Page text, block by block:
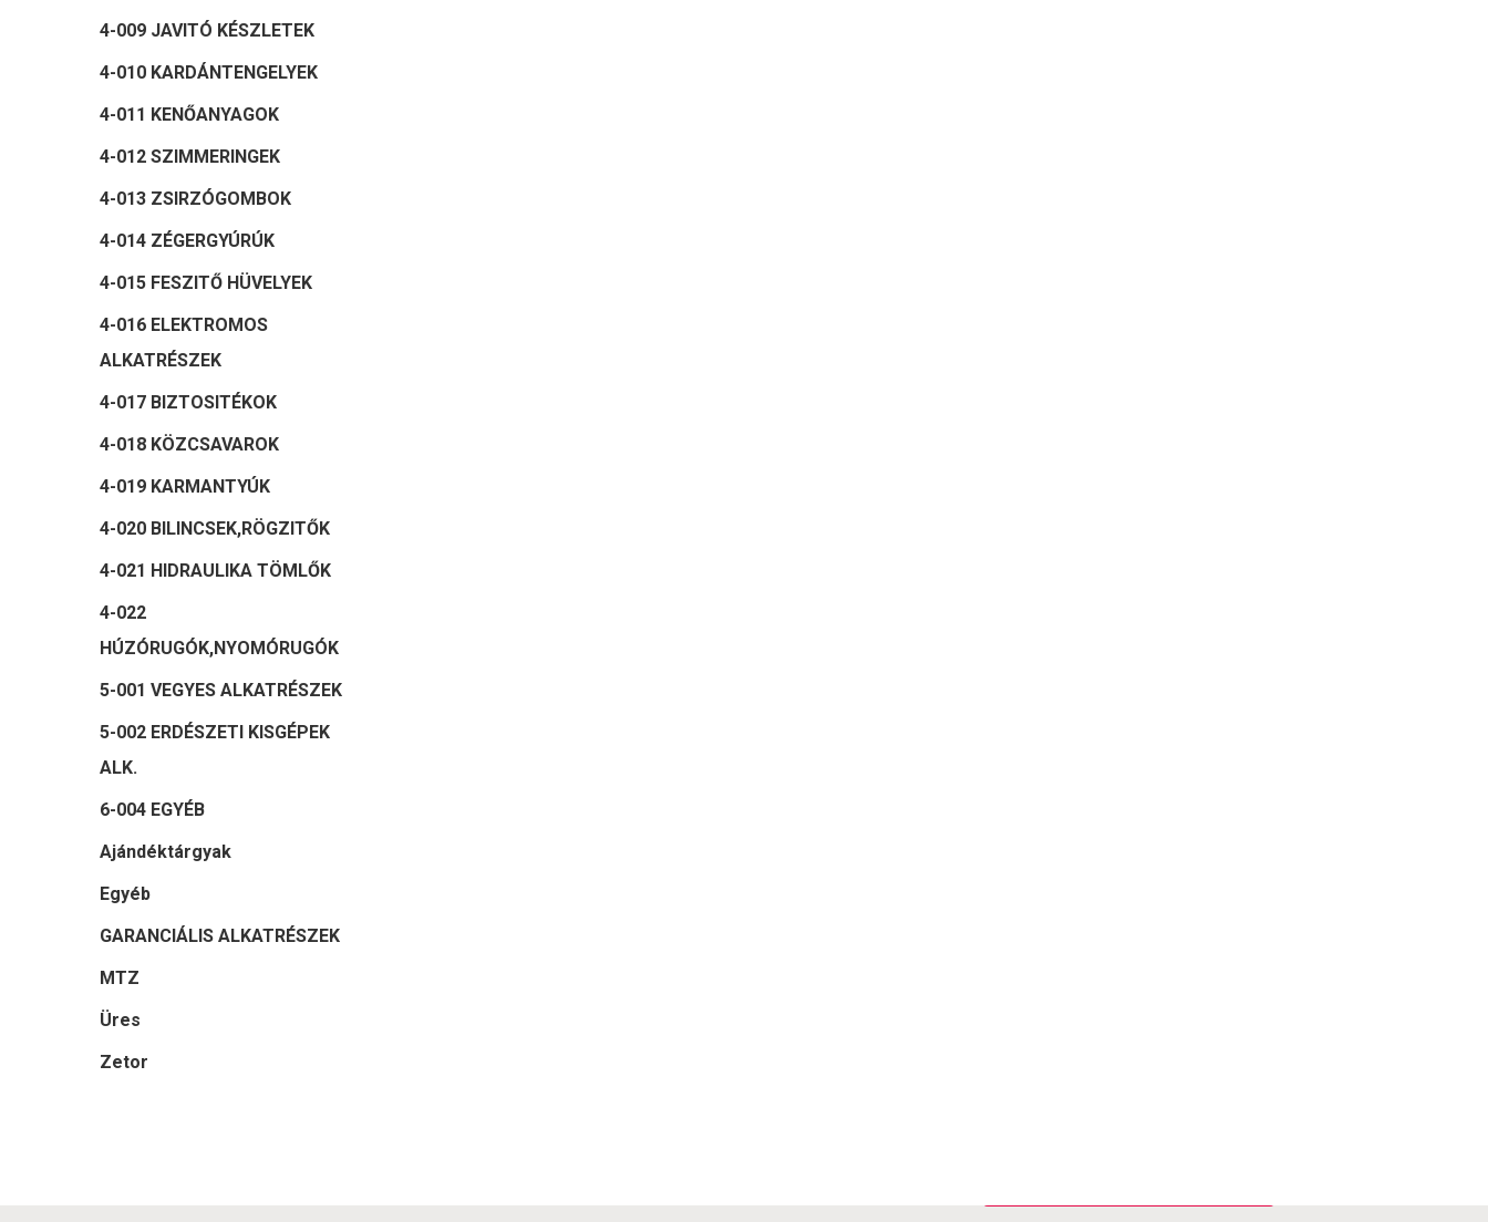
4-009 JAVITÓ KÉSZLETEK
4-010 KARDÁNTENGELYEK
4-011 KENŐANYAGOK
4-012 SZIMMERINGEK
4-013 ZSIRZÓGOMBOK
4-014 ZÉGERGYÚRÚK
4-015 FESZITŐ HÜVELYEK
4-016 ELEKTROMOS
ALKATRÉSZEK
4-017 BIZTOSITÉKOK
4-018 KÖZCSAVAROK
4-019 KARMANTYÚK
4-020 BILINCSEK,RÖGZITŐK
4-021 HIDRAULIKA TÖMLŐK
4-022
HÚZÓRUGÓK,NYOMÓRUGÓK
5-001 VEGYES ALKATRÉSZEK
5-002 ERDÉSZETI KISGÉPEK
ALK.
6-004 EGYÉB
Ajándéktárgyak
Egyéb
GARANCIÁLIS ALKATRÉSZEK
MTZ
Üres
Zetor